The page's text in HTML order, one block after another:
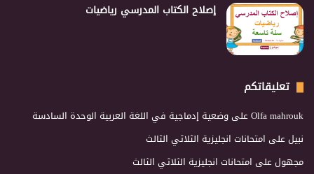
إصلاح الكتاب المدرسي رياضيات
تعليقاتكم
Olfa mahroukعلى وضعية إدماجية في اللغة العربية الوحدة السادسة
نبيلعلى امتحانات انجليزية الثلاثي الثالث
مجهولعلى امتحانات انجليزية الثلاثي الثالث